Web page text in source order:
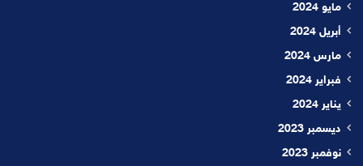
مايو 2024
أبريل 2024
مارس 2024
فبراير 2024
يناير 2024
ديسمبر 2023
نوفمبر 2023